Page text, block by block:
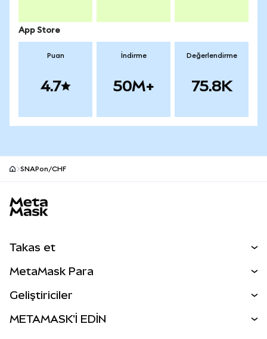
App Store
Puan
4.7
İndirme
50M+
Değerlendirme
75.8K
SNAPon/CHF
Takas et
Perps
RWA'lar
MetaMask Para
Geliştiriciler
METAMASK'İ EDİN